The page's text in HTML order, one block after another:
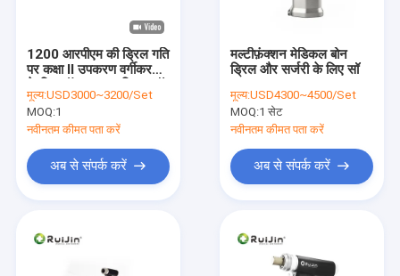
1200 आरपीएम की ड्रिल गति
पर कक्षा II उपकरण वर्गीकरण
किट
मूल्य:USD3000~3200/Set
MOQ:1
नवीनतम कीमत पता करें
अब से संपर्क करें
मल्टीफ़ंक्शन मेडिकल बोन
ड्रिल और सर्जरी के लिए सॉ
मूल्य:USD4300~4500/Set
MOQ:1 सेट
नवीनतम कीमत पता करें
अब से संपर्क करें